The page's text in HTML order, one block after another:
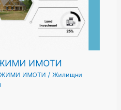
ИМОТИ
ИМОТИ / Жилищни